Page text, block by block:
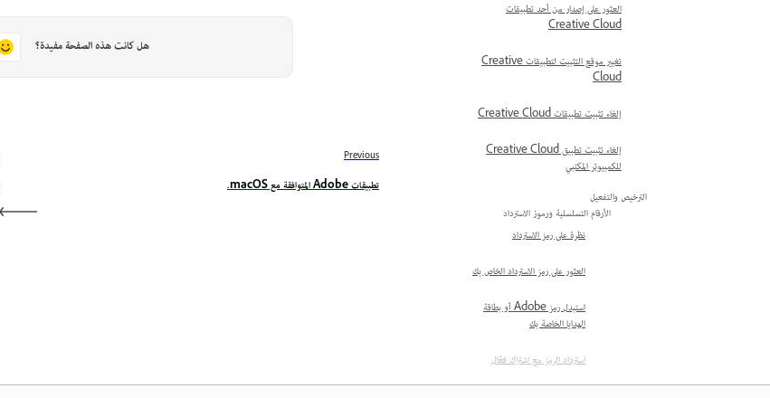
العثور على إصدار من أحد تطبيقات
Creative Cloud
تغيير موقع التثبيت لتطبيقات Creative
Cloud
إلغاء تثبيت تطبيقات Creative Cloud
إلغاء تثبيت تطبيق Creative Cloud
للكمبيوتر المكتبي
الترخيص والتفعيل
الأرقام التسلسلية ورموز الاسترداد
نظرة على رمز الاسترداد
العثور على رمز الاسترداد الخاص بك
استبدل رمز Adobe أو بطاقة
الهدايا الخاصة بك
استرداد الرمز مع اشتراك فعّال
هل كانت هذه الصفحة مفيدة؟
Previous
تطبيقات Adobe المتوافقة مع macOS.